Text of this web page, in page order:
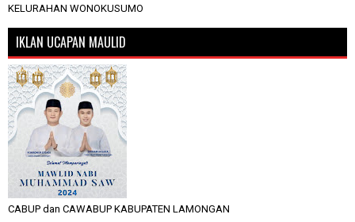
KELURAHAN WONOKUSUMO
IKLAN UCAPAN MAULID
CABUP dan CAWABUP KABUPATEN LAMONGAN